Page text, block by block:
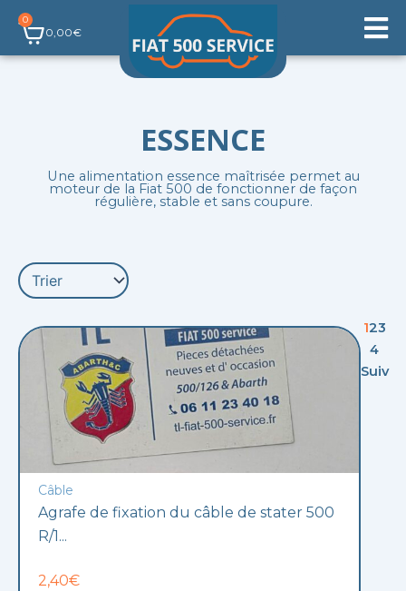
Aller
contenu
0,00€
0
Panier
ESSENCE
Une alimentation essence maîtrisée permet au
moteur de la Fiat 500 de fonctionner de façon
régulière, stable et sans coupure.
Câble
Agrafe de fixation du câble de stater 500
R/1...
2,40€
123
4
Suiv